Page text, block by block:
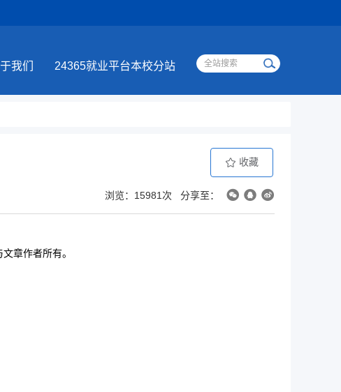
我们 24365就业平台本校分站
收藏
浏览：15981次 分享至：
章作者所有。